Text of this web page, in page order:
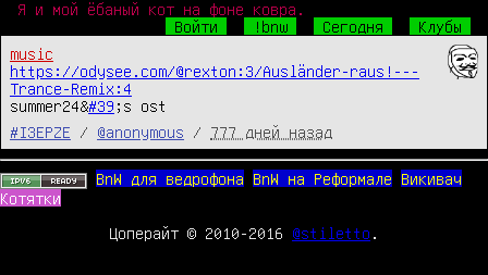
Я и мой ёбаный кот на фоне ковра.
Войти
!bnw Сегодня
Клубы
music
https://odysee.com/@rexton:3/Ausländer-raus!---
Trance-Remix:4
summer24&#39 ;s ost
#I3EPZE
/ @anonymous / 777 дней назад
BnW для ведрофона BnW на Реформале
Викивач
Котятки
Цоперайт © 2010-2016 @stiletto